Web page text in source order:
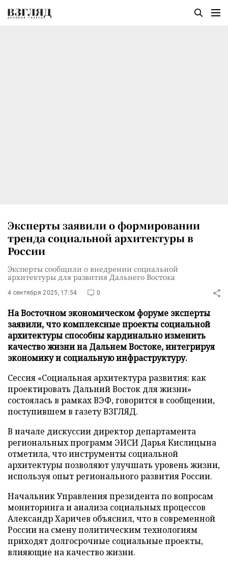
Эксперты заявили о формировании
тренда социальной архитектуры в
России
Эксперты сообщили о внедрении социальной
архитектуры для развития Дальнего Востока
4 сентября 2025, 17:54 0
На Восточном экономическом форуме эксперты
заявили, что комплексные проекты социальной
архитектуры способны кардинально изменить
качество жизни на Дальнем Востоке, интегрируя
экономику и социальную инфраструктуру.
Сессия «Социальная архитектура развития: как
проектировать Дальний Восток для жизни»
состоялась в рамках ВЭФ, говорится в сообщении,
поступившем в газету ВЗГЛЯД.
В начале дискуссии директор департамента
региональных программ ЭИСИ Дарья Кислицына
отметила, что инструменты социальной
архитектуры позволяют улучшать уровень жизни,
используя опыт регионального развития России.
Начальник Управления президента по вопросам
мониторинга и анализа социальных процессов
Александр Харичев объяснил, что в современной
России на смену политическим технологиям
приходят долгосрочные социальные проекты,
влияющие на качество жизни.